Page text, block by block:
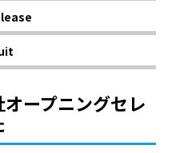
ープニングセレ